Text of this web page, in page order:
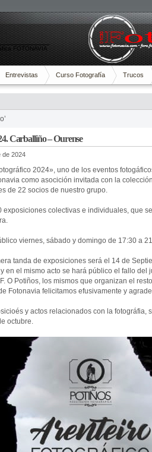
FOTONAVIA
Entrevistas Curso Fotografía Trucos
Carballiño – Ourense
de 2024
2024», uno de los eventos
como asocición invitada con la
de 22 socios de nuestro grupo.
exposiciones colectivas e individuales, que
viernes, sábado y domingo de 17:30 a
tanda de exposiciones será el 14 de
y en el mismo acto se hará público el fallo del
O Potiños, los mismos que organizan el
Fotonavia felicitamos efusivamente y
y actos relacionados con la fotográfia,
octubre.